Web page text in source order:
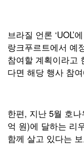
브라질 언론 ‘UOL’
랑크푸르트에서 예
참여할 계획이라고
다면 해당 행사 참
한편, 지난 5월 호
억 원)에 달하는 리
함께 살고 있다는